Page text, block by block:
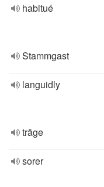
habitué
Stammgast
languidly
träge
sorer